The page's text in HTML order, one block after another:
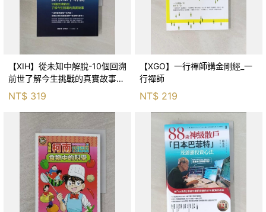
【XIH】從未知中解脫-10個回溯
前世了解今生挑戰的真實故事_
羅伯特．舒
NT$ 319
【XGO】一行禪師講金剛經_一
行禪師
NT$ 219